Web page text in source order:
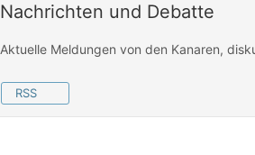
Nachrichten und Debatte
Aktuelle Meldungen von den Kanaren,
RSS